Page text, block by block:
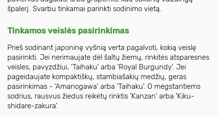
špalerį. Svarbu tinkamai parinkti sodinimo vietą.
Tinkamos veislės pasirinkimas
Prieš sodinant japoninę vyšnią verta pagalvoti, kokią veislę
pasirinkti. Jei nerimaujate dėl šaltų žiemų, rinkitės atsparesnes
veisles, pavyzdžiui, 'Taihaku' arba 'Royal Burgundy'. Jei
pageidaujate kompaktiškų, stambiašakių medžių, geras
pasirinkimas - 'Amanogawa' arba 'Taihaku'. O mėgstantiems
sodrius, rausvus žiedus reikėtų rinktis 'Kanzan' arba 'Kiku-
shidare-zakura'.